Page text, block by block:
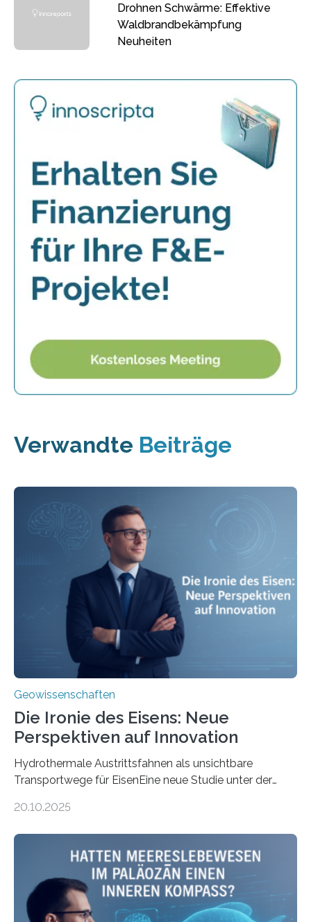
Drohnen Schwärme: Effektive
Waldbrandbekämpfung
Neuheiten
Verwandte Beiträge
Geowissenschaften
Die Ironie des Eisens: Neue
Perspektiven auf Innovation
Hydrothermale Austrittsfahnen als unsichtbare
Transportwege für EisenEine neue Studie unter der
Umweltwissenschaften der Universität Bremen –
Meeresboden die Eisenverfügbarkeit und den globalen
Stoffkreislauf im Ozean prägen. Die Überblicksstudie
mit dem Titel „Iron’s Irony“ ist in Communications Earth
& Environment erschienen. Die Studie fasst bestehende
Forschungsergebnisse zusammen und interpretiert sie
20.10.2025